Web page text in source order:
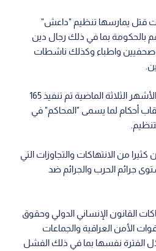
قتل يمارسها تنظيم "داعش"
بما في ذلك رجال دين
واطباء وكذلك ناشطات
وأوضح التقرير أنه خلال فترة الأشهر الثلاثة الماضية تم تنفيذ 165
أحكام لما يسمى "المحاكم" في
من الانتهاكات والتجاوزات التي
جرائم الحرب والجرائم ضد
القانون الإنساني الدولي وحقوق
قوات الأمن العراقية والجماعات
الفترة نفسها بما في ذلك الفشل